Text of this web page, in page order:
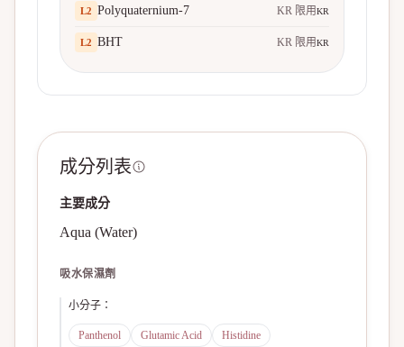
L2 Polyquaternium-7 KR 限用KR
L2 BHT KR 限用KR
成分列表
主要成分
Aqua (Water)
吸水保濕劑
小分子 ：
Panthenol Glutamic Acid Histidine